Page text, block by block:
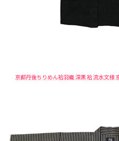
京都丹後ちりめん袷羽織 深黒 袷 流水文様